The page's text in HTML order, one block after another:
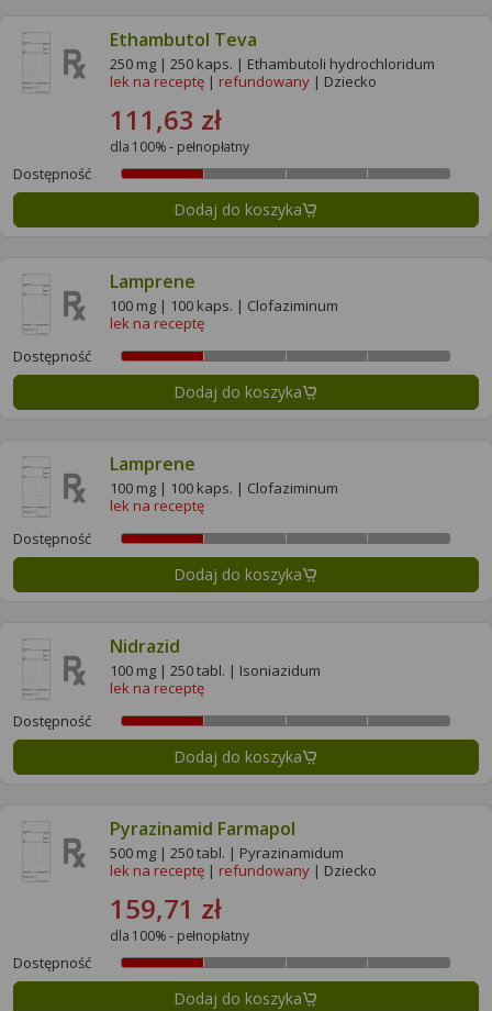
Ethambutol Teva
250 mg | 250 kaps. | Ethambutoli hydrochloridum
lek na receptę | refundowany | Dziecko
111,63 zł
dla 100% - pełnopłatny
Dostępność
Dodaj do koszyka
Lamprene
100 mg | 100 kaps. | Clofaziminum
lek na receptę
Dostępność
Dodaj do koszyka
Lamprene
100 mg | 100 kaps. | Clofaziminum
lek na receptę
Dostępność
Dodaj do koszyka
Nidrazid
100 mg | 250 tabl. | Isoniazidum
lek na receptę
Dostępność
Dodaj do koszyka
Pyrazinamid Farmapol
500 mg | 250 tabl. | Pyrazinamidum
lek na receptę | refundowany | Dziecko
159,71 zł
dla 100% - pełnopłatny
Dostępność
Dodaj do koszyka